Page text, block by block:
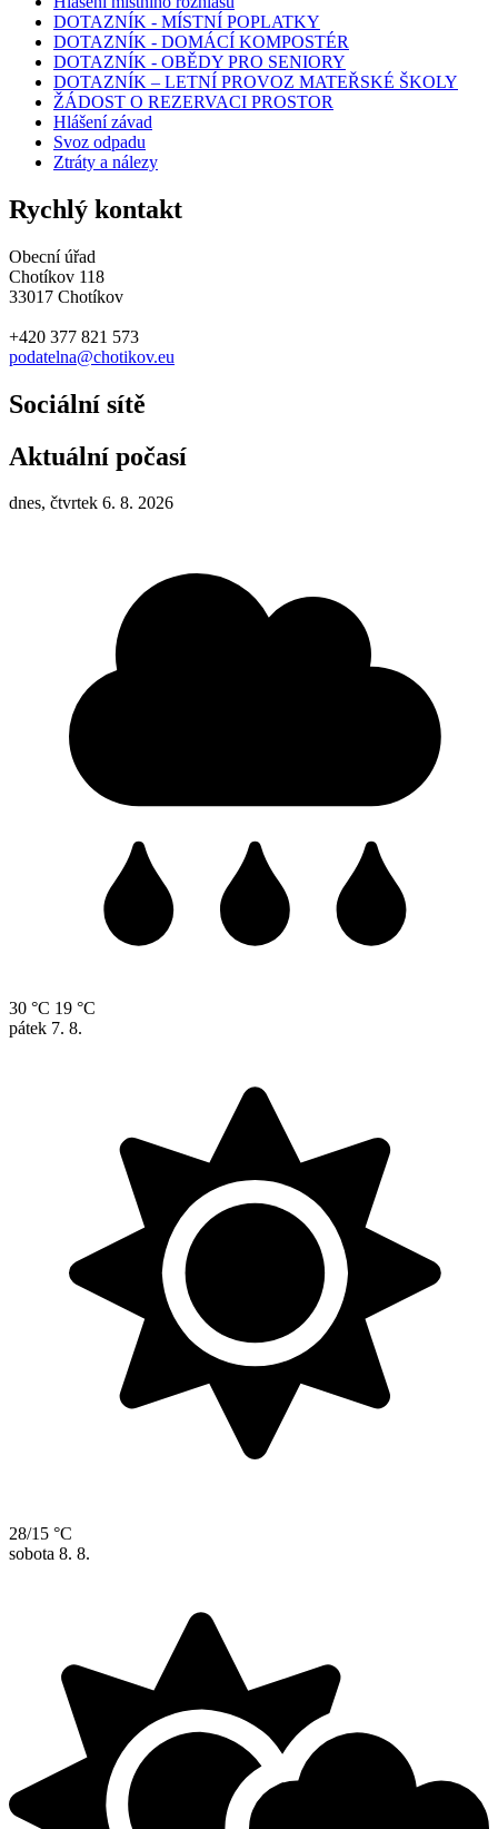
DOTAZNÍK - MÍSTNÍ POPLATKY
DOTAZNÍK - DOMÁCÍ KOMPOSTÉR
DOTAZNÍK - OBĚDY PRO SENIORY
DOTAZNÍK – LETNÍ PROVOZ MATEŘSKÉ ŠKOLY
ŽÁDOST O REZERVACI PROSTOR
Hlášení závad
Svoz odpadu
Ztráty a nálezy
Rychlý kontakt
Obecní úřad
Chotíkov 118
33017 Chotíkov
+420 377 821 573
podatelna@chotikov.eu
Sociální sítě
Aktuální počasí
dnes, čtvrtek 6. 8. 2026
30 °C 19 °C
pátek 7. 8.
28/15 °C
sobota 8. 8.